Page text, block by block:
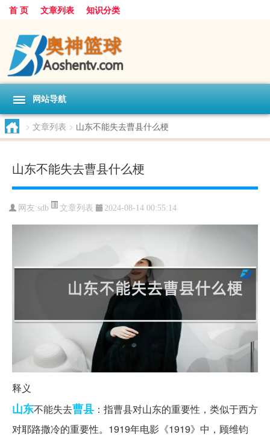
首 页 文章列表 知识分类
网站导航
> 文章列表 > 山东不能失去曹县什么梗
山东不能失去曹县什么梗
网友:sdb 文章列表 2024-08-14 00:55:14
释义
山东不能失去曹县 ：指曹县对山东的重要性，类似于西方
对耶路撒冷的重要性。1919年电影《1919》中，顾维钧